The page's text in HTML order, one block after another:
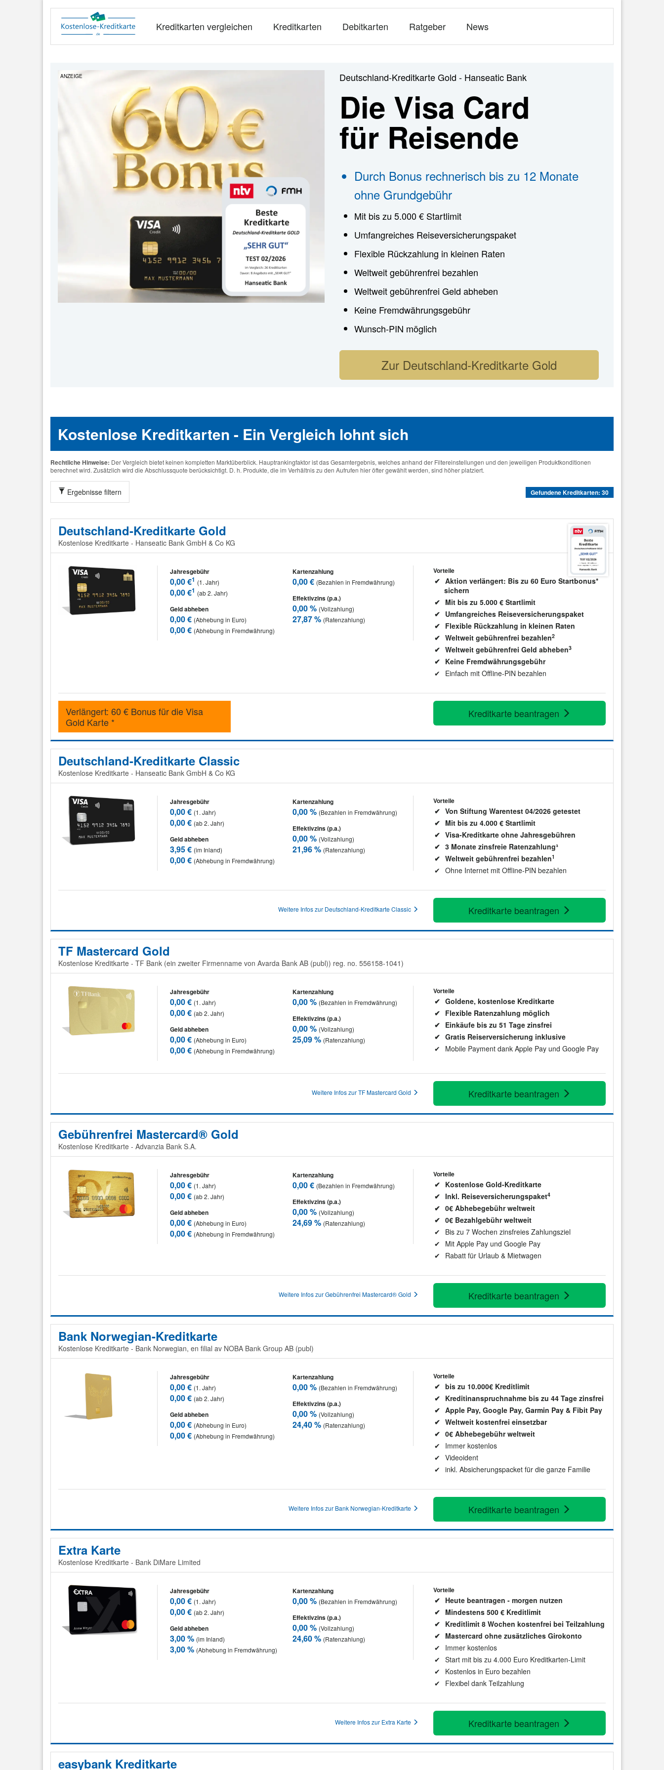
Kreditkarten vergleichen Kreditkarten Debitkarten Ratgeber News
ANZEIGE Deutschland-Kreditkarte Gold - Hanseatic Bank
Die Visa Card
für Reisende
Durch Bonus rechnerisch bis zu 12 Monate
ohne Grundgebühr
Mit bis zu 5.000 € Startlimit
Umfangreiches Reiseversicherungspaket
Flexible Rückzahlung in kleinen Raten
Weltweit gebührenfrei bezahlen
Weltweit gebührenfrei Geld abheben
Keine Fremdwährungsgebühr
Wunsch-PIN möglich
Zur Deutschland-Kreditkarte Gold
Kostenlose Kreditkarten - Ein Vergleich lohnt sich
Rechtliche Hinweise: Der Vergleich bietet keinen kompletten Marktüberblick. Hauptrankingfaktor ist das Gesamtergebnis, welches anhand der Filtereinstellungen und den jeweiligen Produktkonditionen
berechnet wird. Zusätzlich wird die Abschlussquote berücksichtigt. D. h. Produkte, die im Verhältnis zu den Aufrufen hier öfter gewählt werden, sind höher platziert.
Ergebnisse filtern Gefundene Kreditkarten: 30
Deutschland-Kreditkarte Gold
Kostenlose Kreditkarte - Hanseatic Bank GmbH & Co KG
Jahresgebühr
0,00 €1 (1. Jahr)
0,00 €1 (ab 2. Jahr)
Geld abheben
0,00 € (Abhebung in Euro)
0,00 € (Abhebung in Fremdwährung)
Kartenzahlung
0,00 € (Bezahlen in Fremdwährung)
Effektivzins (p.a.)
0,00 % (Vollzahlung)
27,87 % (Ratenzahlung)
Vorteile
Aktion verlängert: Bis zu 60 Euro Startbonus*
sichern
Mit bis zu 5.000 € Startlimit
Umfangreiches Reiseversicherungspaket
Flexible Rückzahlung in kleinen Raten
Weltweit gebührenfrei bezahlen2
Weltweit gebührenfrei Geld abheben3
Keine Fremdwährungsgebühr
Einfach mit Offline-PIN bezahlen
Verlängert: 60 € Bonus für die Visa
Gold Karte *
Kreditkarte beantragen
Deutschland-Kreditkarte Classic
Kostenlose Kreditkarte - Hanseatic Bank GmbH & Co KG
Jahresgebühr
0,00 € (1. Jahr)
0,00 € (ab 2. Jahr)
Geld abheben
3,95 € (im Inland)
0,00 € (Abhebung in Fremdwährung)
Kartenzahlung
0,00 % (Bezahlen in Fremdwährung)
Effektivzins (p.a.)
0,00 % (Vollzahlung)
21,96 % (Ratenzahlung)
Vorteile
Von Stiftung Warentest 04/2026 getestet
Mit bis zu 4.000 € Startlimit
Visa-Kreditkarte ohne Jahresgebühren
3 Monate zinsfreie Ratenzahlung³
Weltweit gebührenfrei bezahlen1
Ohne Internet mit Offline-PIN bezahlen
Kreditkarte beantragen
Weitere Infos zur Deutschland-Kreditkarte Classic
TF Mastercard Gold
Kostenlose Kreditkarte - TF Bank (ein zweiter Firmenname von Avarda Bank AB (publ)) reg. no. 556158-1041)
Jahresgebühr
0,00 € (1. Jahr)
0,00 € (ab 2. Jahr)
Geld abheben
0,00 € (Abhebung in Euro)
0,00 € (Abhebung in Fremdwährung)
Kartenzahlung
0,00 % (Bezahlen in Fremdwährung)
Effektivzins (p.a.)
0,00 % (Vollzahlung)
25,09 % (Ratenzahlung)
Vorteile
Goldene, kostenlose Kreditkarte
Flexible Ratenzahlung möglich
Einkäufe bis zu 51 Tage zinsfrei
Gratis Reiserversicherung inklusive
Mobile Payment dank Apple Pay und Google Pay
Kreditkarte beantragen
Weitere Infos zur TF Mastercard Gold
Gebührenfrei Mastercard® Gold
Kostenlose Kreditkarte - Advanzia Bank S.A.
Jahresgebühr
0,00 € (1. Jahr)
0,00 € (ab 2. Jahr)
Geld abheben
0,00 € (Abhebung in Euro)
0,00 € (Abhebung in Fremdwährung)
Kartenzahlung
0,00 € (Bezahlen in Fremdwährung)
Effektivzins (p.a.)
0,00 % (Vollzahlung)
24,69 % (Ratenzahlung)
Vorteile
Kostenlose Gold-Kreditkarte
Inkl. Reiseversicherungspaket4
0€ Abhebegebühr weltweit
0€ Bezahlgebühr weltweit
Bis zu 7 Wochen zinsfreies Zahlungsziel
Mit Apple Pay und Google Pay
Rabatt für Urlaub & Mietwagen
Kreditkarte beantragen
Weitere Infos zur Gebührenfrei Mastercard® Gold
Bank Norwegian-Kreditkarte
Kostenlose Kreditkarte - Bank Norwegian, en filial av NOBA Bank Group AB (publ)
Jahresgebühr
0,00 € (1. Jahr)
0,00 € (ab 2. Jahr)
Geld abheben
0,00 € (Abhebung in Euro)
0,00 € (Abhebung in Fremdwährung)
Kartenzahlung
0,00 % (Bezahlen in Fremdwährung)
Effektivzins (p.a.)
0,00 % (Vollzahlung)
24,40 % (Ratenzahlung)
Vorteile
bis zu 10.000€ Kreditlimit
Kreditinanspruchnahme bis zu 44 Tage zinsfrei
Apple Pay, Google Pay, Garmin Pay & Fibit Pay
Weltweit kostenfrei einsetzbar
0€ Abhebegebühr weltweit
Immer kostenlos
Videoident
inkl. Absicherungspacket für die ganze Familie
Kreditkarte beantragen
Weitere Infos zur Bank Norwegian-Kreditkarte
Extra Karte
Kostenlose Kreditkarte - Bank DiMare Limited
Jahresgebühr
0,00 € (1. Jahr)
0,00 € (ab 2. Jahr)
Geld abheben
3,00 % (im Inland)
3,00 % (Abhebung in Fremdwährung)
Kartenzahlung
0,00 % (Bezahlen in Fremdwährung)
Effektivzins (p.a.)
0,00 % (Vollzahlung)
24,60 % (Ratenzahlung)
Vorteile
Heute beantragen - morgen nutzen
Mindestens 500 € Kreditlimit
Kreditlimit 8 Wochen kostenfrei bei Teilzahlung
Mastercard ohne zusätzliches Girokonto
Immer kostenlos
Start mit bis zu 4.000 Euro Kreditkarten-Limit
Kostenlos in Euro bezahlen
Flexibel dank Teilzahlung
Kreditkarte beantragen
Weitere Infos zur Extra Karte
easybank Kreditkarte